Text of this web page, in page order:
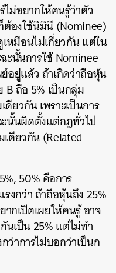
ม่อยากให้คนรู้ว่าตัว
ต้องใช้นิมินี (Nominee)
หมือนไม่เกี่ยวกัน แต่ใน
ะนั้นการใช้ Nominee
ยู่แล้ว ถ้าเกิดว่าถือหุ้น
B ถือ 5% เป็นกลุ่ม
ยวกัน เพราะเป็นการ
นั้นผิดตั้งแต่กฎทั่วไป
เดียวกัน (Related
50% คือการ
งกว่า ถ้าถือหุ้นถึง 25%
กเปิดเผยให้คนรู้ อาจ
นเป็น 25% แต่ไม่ทำ
ว่าการไม่บอกว่าเป็นก